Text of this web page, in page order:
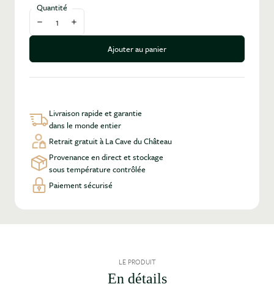
Quantité
Diminuer la quantité
Augmenter la quantité
Ajouter au panier
Livraison rapide et garantie
dans le monde entier
Retrait gratuit à La Cave du Château
Provenance en direct et stockage
sous température contrôlée
Paiement sécurisé
LE PRODUIT
En détails